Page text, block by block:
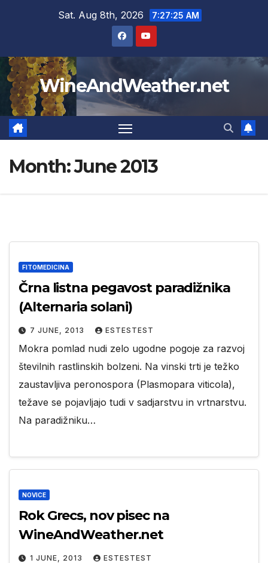
Sat. Aug 8th, 2026 7:27:26 AM
WineAndWeather.net
Month:June 2013
FITOMEDICINA
Črna listna pegavost paradižnika
(Alternaria solani)
7 JUNE, 2013 ESTESTEST
Mokra pomlad nudi zelo ugodne pogoje za razvoj
številnih rastlinskih bolzeni. Na vinski trti je težko
zaustavljiva peronospora (Plasmopara viticola),
težave se pojavljajo tudi v sadjarstvu in vrtnarstvu.
Na paradižniku…
NOVICE
Rok Grecs, nov pisec na
WineAndWeather.net
1 JUNE, 2013 ESTESTEST